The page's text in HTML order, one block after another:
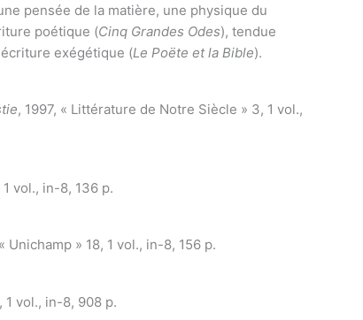
pensée de la matière, une physique du
poétique (Cinq Grandes Odes), tendue
exégétique (Le Poëte et la Bible).
, 1997, « Littérature de Notre Siècle » 3, 1 vol.,
1 vol., in-8, 136 p.
Unichamp » 18, 1 vol., in-8, 156 p.
1 vol., in-8, 908 p.